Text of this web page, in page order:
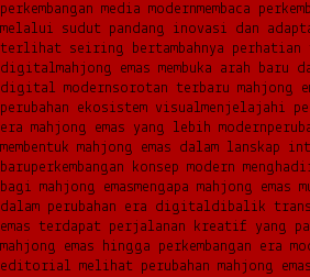
perkembangan media modernmembaca
melalui sudut pandang inovasi dan
terlihat seiring bertambahnya perhatian
digitalmahjong emas membuka arah baru
digital modernsorotan terbaru mahjong
perubahan ekosistem visualmenjelajahi
era mahjong emas yang lebih modern
membentuk mahjong emas dalam lanskap
baruperkembangan konsep modern
bagi mahjong emasmengapa mahjong emas
dalam perubahan era digitaldibalik
emas terdapat perjalanan kreatif yang
mahjong emas hingga perkembangan era
editorial melihat perubahan mahjong